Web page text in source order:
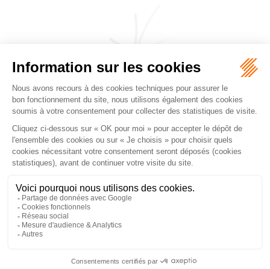
CABINET JEANJACQUES & DE PERTHUIS
FALGUEROLLES
Tél :05 62 27 70 14
Liens utiles Articles